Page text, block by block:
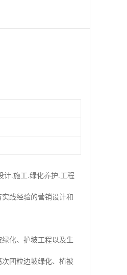
计.施工.绿化养护.工程
践经验的营销设计和
化、护坡工程以及生
团粒边坡绿化、植被